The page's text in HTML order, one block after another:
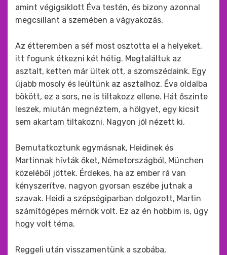
amint végigsiklott Éva testén, és bizony azonnal
megcsillant a szemében a vágyakozás.
Az étteremben a séf most osztotta el a helyeket,
itt fogunk étkezni két hétig. Megtaláltuk az
asztalt, ketten már ültek ott, a szomszédaink. Egy
újabb mosoly és leültünk az asztalhoz. Éva oldalba
bökött, ez a sors, ne is tiltakozz ellene. Hát őszinte
leszek, miután megnéztem, a hölgyet, egy kicsit
sem akartam tiltakozni. Nagyon jól nézett ki.
Bemutatkoztunk egymásnak, Heidinek és
Martinnak hívták őket, Németországból, München
közeléből jöttek. Érdekes, ha az ember rá van
kényszerítve, nagyon gyorsan eszébe jutnak a
szavak. Heidi a szépségiparban dolgozott, Martin
számítógépes mérnök volt. Ez az én hobbim is, úgy
hogy volt téma.
Reggeli után visszamentünk a szobába,